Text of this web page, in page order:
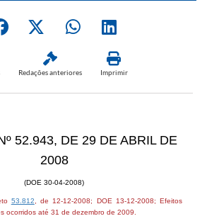
Redações anteriores Imprimir
52.943, DE 29 DE ABRIL DE
2008
(DOE 30-04-2008)
53.812 , de 12-12-2008; DOE 13-12-2008; Efeitos
ocorridos até 31 de dezembro de 2009.